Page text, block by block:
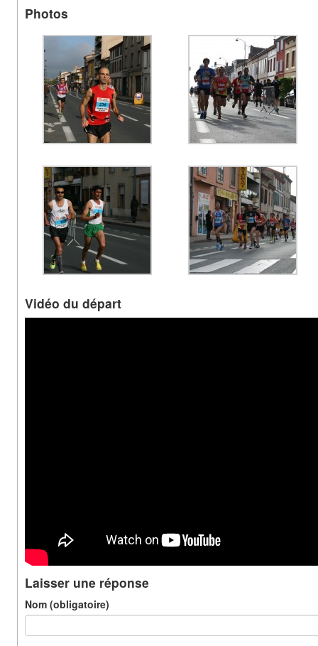
Photos
Vidéo du départ
Laisser une réponse
Nom (obligatoire)